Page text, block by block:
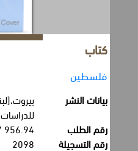
فلسطين
بيانات النشر
بيروت،[لبنان] :
للدراسات والنشر، 1993.
رقم الطلب
956.94 F177
رقم التسجيلة
2098